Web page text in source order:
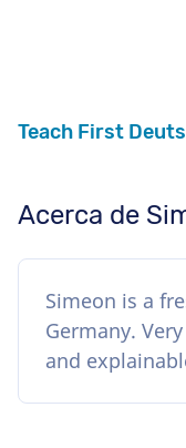
Teach First
Acerca de
Simeon is a
Germany.
and